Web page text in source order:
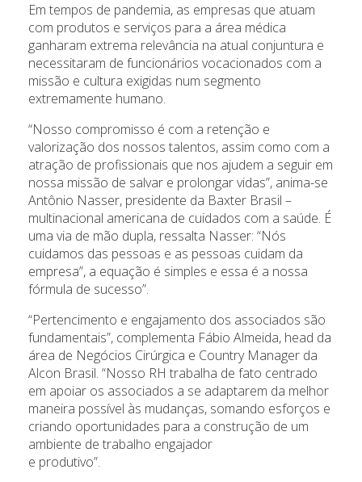
Em tempos de pandemia, as empresas que atuam
com produtos e serviços para a área médica
ganharam extrema relevância na atual conjuntura e
necessitaram de funcionários vocacionados com a
missão e cultura exigidas num segmento
extremamente humano.
“Nosso compromisso é com a retenção e
valorização dos nossos talentos, assim como com a
atração de profissionais que nos ajudem a seguir em
nossa missão de salvar e prolongar vidas”, anima-se
Antônio Nasser, presidente da Baxter Brasil –
multinacional americana de cuidados com a saúde. É
uma via de mão dupla, ressalta Nasser: “Nós
cuidamos das pessoas e as pessoas cuidam da
empresa”, a equação é simples e essa é a nossa
fórmula de sucesso”.
“Pertencimento e engajamento dos associados são
fundamentais”, complementa Fábio Almeida, head da
área de Negócios Cirúrgica e Country Manager da
Alcon Brasil. “Nosso RH trabalha de fato centrado
em apoiar os associados a se adaptarem da melhor
maneira possível às mudanças, somando esforços e
criando oportunidades para a construção de um
ambiente de trabalho engajador
e produtivo”.